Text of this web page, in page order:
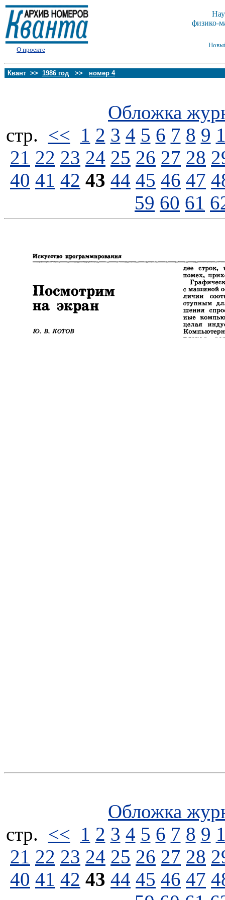
О проекте
физико-
Квант >> 1986 год >> номер 4
Обложка
стp. << 1 2 3 4 5 6 7 8 9
21 22 23 24 25 26 27 28
40 41 42 43 44 45 46 47
59 60 61
Обложка
стp. << 1 2 3 4 5 6 7 8 9
21 22 23 24 25 26 27 28
40 41 42 43 44 45 46 47